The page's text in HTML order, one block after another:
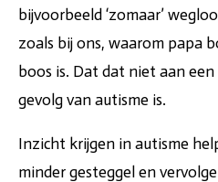
bijvoorbeeld ‘zomaar’
zoals bij ons, waarom papa
boos is. Dat dat niet aan
gevolg van autisme is.
Inzicht krijgen in autisme
minder gesteggel en